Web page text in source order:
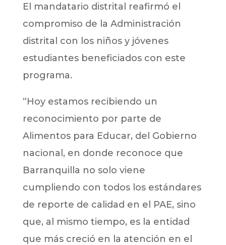
El mandatario distrital reafirmó el
compromiso de la Administración
distrital con los niños y jóvenes
estudiantes beneficiados con este
programa.
“Hoy estamos recibiendo un
reconocimiento por parte de
Alimentos para Educar, del Gobierno
nacional, en donde reconoce que
Barranquilla no solo viene
cumpliendo con todos los estándares
de reporte de calidad en el PAE, sino
que, al mismo tiempo, es la entidad
que más creció en la atención en el